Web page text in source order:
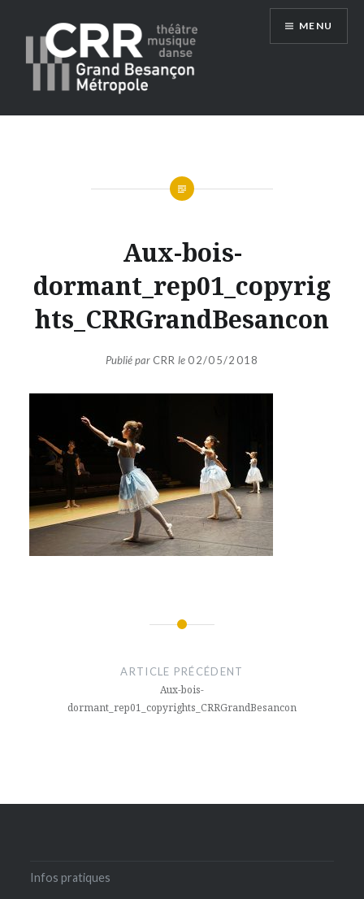
Conservatoire du Grand Besançon
MENU
Aux-bois-
dormant_rep01_copyrig
hts_CRRGrandBesancon
Publié par CRR le02/05/2018
ARTICLE PRÉCÉDENT
Aux-bois-
dormant_rep01_copyrights_CRRGrandBesancon
Infos pratiques